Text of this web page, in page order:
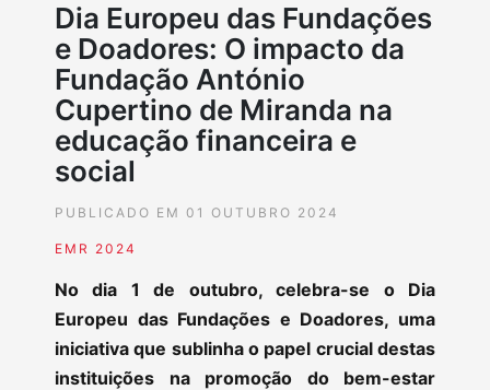
Dia Europeu das Fundações
e Doadores: O impacto da
Fundação António
Cupertino de Miranda na
educação financeira e
social
PUBLICADO EM 01 OUTUBRO 2024
EMR 2024
No dia 1 de outubro, celebra-se o Dia
Europeu das Fundações e Doadores, uma
iniciativa que sublinha o papel crucial destas
instituições na promoção do bem-estar